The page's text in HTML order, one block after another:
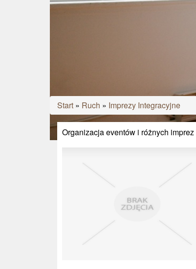
Start » Ruch » Imprezy Integracyjne
Organizacja eventów i różnych imprez